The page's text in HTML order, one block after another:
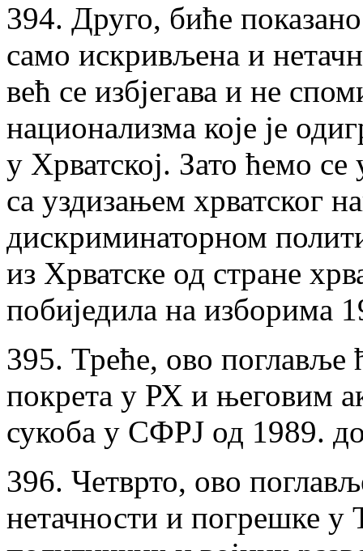
394. Друго, биће
само искривљена и
већ се избјегава и не
национализма које је
у Хрватској. Зато ћемо
са уздизањем хрватског
дискриминаторном
из Хрватске од стране
побиједила на изборима
395. Треће, ово поглавље
покрета у РХ и његовим
сукоба у СФРЈ од 1989.
396. Четврто, ово
нетачности и погрешке у